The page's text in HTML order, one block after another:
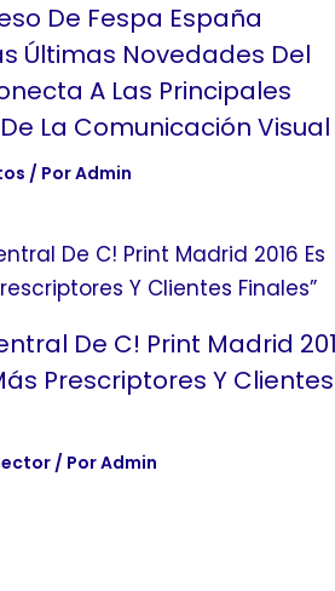
De Fespa España
Últimas Novedades Del
A Las Principales
La Comunicación Visual
/ PorAdmin
De C! Print Madrid
Prescriptores Y Clientes
/ PorAdmin